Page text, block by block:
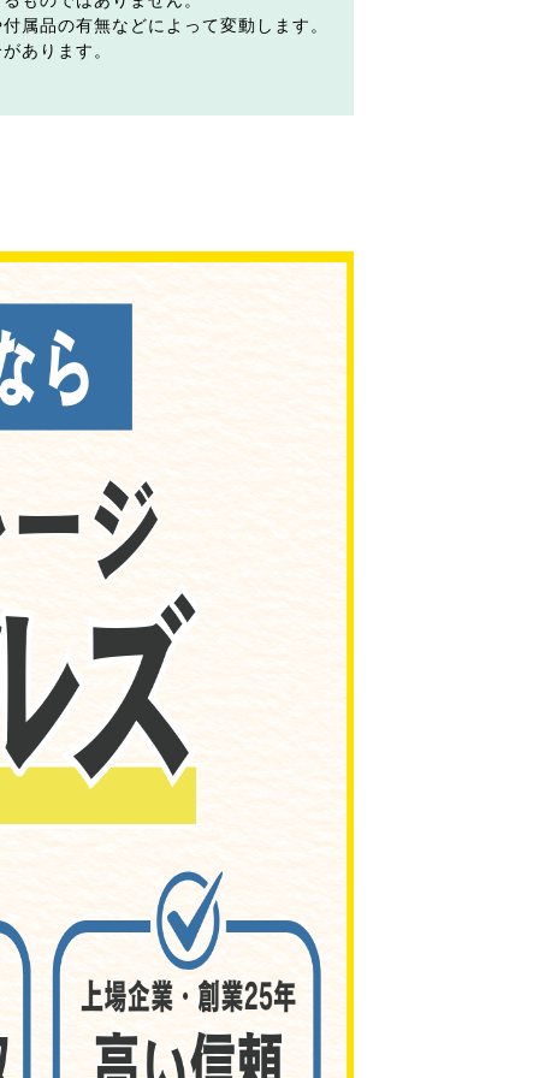
属品の有無などによって変動します。
あります。